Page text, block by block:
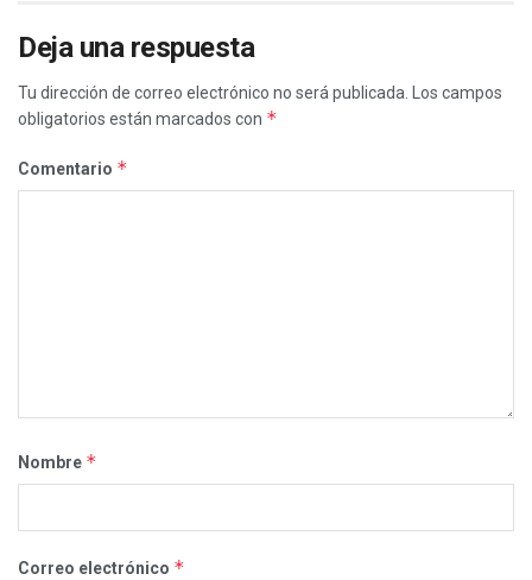
Deja una respuesta
Tu dirección de correo electrónico no será publicada.
Los campos
obligatorios están marcados con *
Comentario *
Nombre *
Correo electrónico *